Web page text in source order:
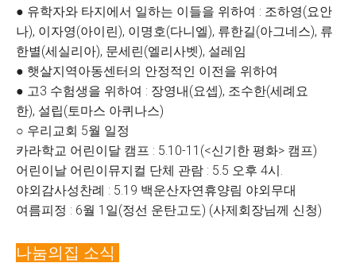
● 유학자와 타지에서 일하는 이들을 위하여 : 조하영(요안
나), 이자영(아이린), 이명호(다니엘), 류한길(아그네스), 류
한별(세실리아), 문세린(엘리사벳), 설레임
● 햇살지역아동센터의 안정적인 이전을 위하여
● 고3 수험생을 위하여 : 장영내(요셉), 조수한(세례요
한), 설립(토마스 아퀴나스)
○ 우리교회 5월 일정
카라학교 어린이달 캠프 : 5.10-11(<신기한 평화> 캠프)
어린이날 어린이뮤지컬 단체 관람 : 5.5 오후 4시.
야외감사성찬례 : 5.19 백운산자연휴양림 야외무대
여름피정 : 6월 1일(정선 운탄고도) (사제회장님께 신청)
나눔의집 소식